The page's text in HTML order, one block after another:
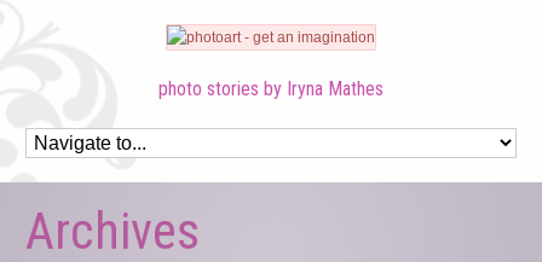
photo stories by Iryna Mathes
Archives